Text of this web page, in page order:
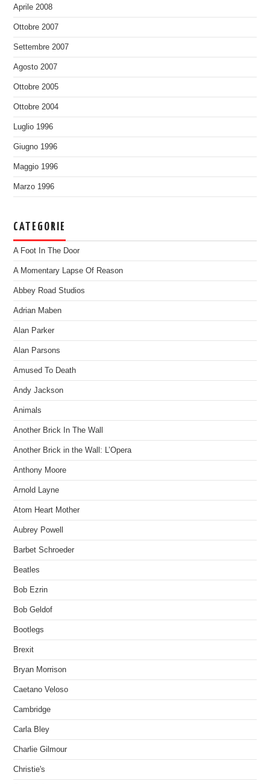
Aprile 2008
Ottobre 2007
Settembre 2007
Agosto 2007
Ottobre 2005
Ottobre 2004
Luglio 1996
Giugno 1996
Maggio 1996
Marzo 1996
CATEGORIE
A Foot In The Door
A Momentary Lapse Of Reason
Abbey Road Studios
Adrian Maben
Alan Parker
Alan Parsons
Amused To Death
Andy Jackson
Animals
Another Brick In The Wall
Another Brick in the Wall: L’Opera
Anthony Moore
Arnold Layne
Atom Heart Mother
Aubrey Powell
Barbet Schroeder
Beatles
Bob Ezrin
Bob Geldof
Bootlegs
Brexit
Bryan Morrison
Caetano Veloso
Cambridge
Carla Bley
Charlie Gilmour
Christie's